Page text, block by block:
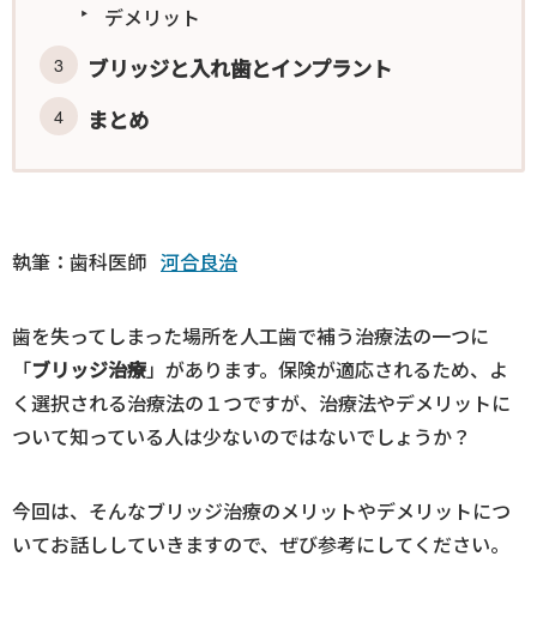
デメリット
ブリッジと入れ歯とインプラント
まとめ
執筆：歯科医師 河合良治
歯を失ってしまった場所を人工歯で補う治療法の一つに
「ブリッジ治療」があります。保険が適応されるため、よ
く選択される治療法の１つですが、治療法やデメリットに
ついて知っている人は少ないのではないでしょうか？
今回は、そんなブリッジ治療のメリットやデメリットにつ
いてお話ししていきますので、ぜび参考にしてください。